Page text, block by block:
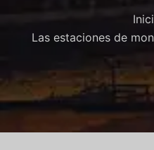
Las estaciones de